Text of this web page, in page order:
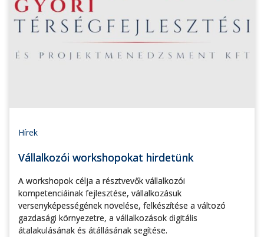
Hírek
Vállalkozói workshopokat hirdetünk
A workshopok célja a résztvevők vállalkozói
kompetenciáinak fejlesztése, vállalkozásuk
versenyképességének növelése, felkészítése a változó
gazdasági környezetre, a vállalkozások digitális
átalakulásának és átállásának segítése.